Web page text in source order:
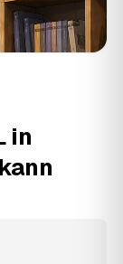
in